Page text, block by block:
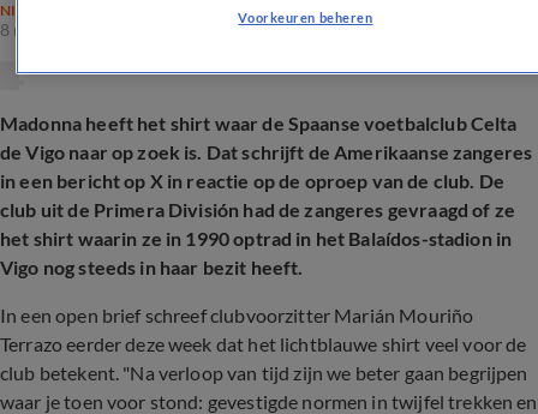
NIEUWS
8 mrt 2026, 16:26
Madonna heeft het shirt waar de Spaanse voetbalclub Celta
de Vigo naar op zoek is. Dat schrijft de Amerikaanse zangeres
in een bericht op X in reactie op de oproep van de club. De
club uit de Primera División had de zangeres gevraagd of ze
het shirt waarin ze in 1990 optrad in het Balaídos-stadion in
Vigo nog steeds in haar bezit heeft.
In een open brief schreef clubvoorzitter Marián Mouriño
Terrazo eerder deze week dat het lichtblauwe shirt veel voor de
club betekent. "Na verloop van tijd zijn we beter gaan begrijpen
waar je toen voor stond: gevestigde normen in twijfel trekken en
Voorkeuren beheren